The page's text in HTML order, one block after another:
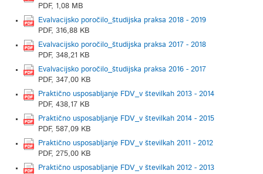
PDF, 1,08 MB
Evalvacijsko poročilo_študijska praksa 2018 - 2019
PDF, 316,88 KB
Evalvacijsko poročilo_študijska praksa 2017 - 2018
PDF, 348,21 KB
Evalvacijsko poročilo_študijska praksa 2016 - 2017
PDF, 347,00 KB
Praktično usposabljanje FDV_v številkah 2013 - 2014
PDF, 438,17 KB
Praktično usposabljanje FDV_v številkah 2014 - 2015
PDF, 587,09 KB
Praktično usposabljanje FDV_v številkah 2011 - 2012
PDF, 275,00 KB
Praktično usposabljanje FDV_v številkah 2012 - 2013